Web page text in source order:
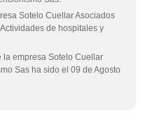
Sotelo Cuellar Asociados
de hospitales y
la empresa Sotelo Cuellar
Sas ha sido el 09 de Agosto